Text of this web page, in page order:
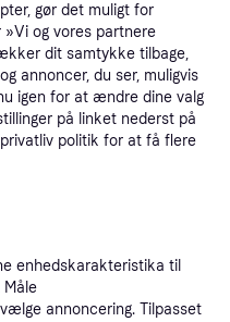
Promoveret
gør det muligt for
og vores partnere
dit samtykke tilbage,
annoncer, du ser, muligvis
igen for at ændre dine valg
på linket nederst på
privatliv politik for at få flere
enhedskarakteristika til
annoncering. Tilpasset